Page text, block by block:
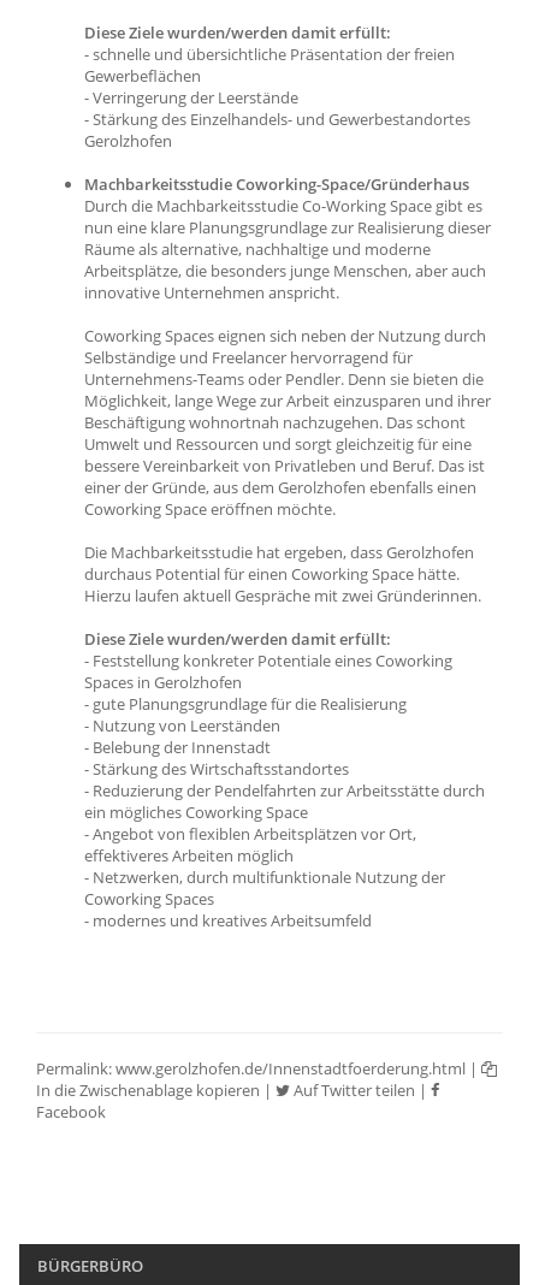
Diese Ziele wurden/werden damit erfüllt:
- schnelle und übersichtliche Präsentation der freien
Gewerbeflächen
- Verringerung der Leerstände
- Stärkung des Einzelhandels- und Gewerbestandortes
Gerolzhofen
Machbarkeitsstudie Coworking-Space/Gründerhaus
Durch die Machbarkeitsstudie Co-Working Space gibt es
nun eine klare Planungsgrundlage zur Realisierung dieser
Räume als alternative, nachhaltige und moderne
Arbeitsplätze, die besonders junge Menschen, aber auch
innovative Unternehmen anspricht.
Coworking Spaces eignen sich neben der Nutzung durch
Selbständige und Freelancer hervorragend für
Unternehmens-Teams oder Pendler. Denn sie bieten die
Möglichkeit, lange Wege zur Arbeit einzusparen und ihrer
Beschäftigung wohnortnah nachzugehen. Das schont
Umwelt und Ressourcen und sorgt gleichzeitig für eine
bessere Vereinbarkeit von Privatleben und Beruf. Das ist
einer der Gründe, aus dem Gerolzhofen ebenfalls einen
Coworking Space eröffnen möchte.
Die Machbarkeitsstudie hat ergeben, dass Gerolzhofen
durchaus Potential für einen Coworking Space hätte.
Hierzu laufen aktuell Gespräche mit zwei Gründerinnen.
Diese Ziele wurden/werden damit erfüllt:
- Feststellung konkreter Potentiale eines Coworking
Spaces in Gerolzhofen
- gute Planungsgrundlage für die Realisierung
- Nutzung von Leerständen
- Belebung der Innenstadt
- Stärkung des Wirtschaftsstandortes
- Reduzierung der Pendelfahrten zur Arbeitsstätte durch
ein mögliches Coworking Space
- Angebot von flexiblen Arbeitsplätzen vor Ort,
effektiveres Arbeiten möglich
- Netzwerken, durch multifunktionale Nutzung der
Coworking Spaces
- modernes und kreatives Arbeitsumfeld
Permalink:www.gerolzhofen.de/Innenstadtfoerderung.html |
In die Zwischenablage kopieren | Auf Twitter teilen |
Facebook
BÜRGERBÜRO